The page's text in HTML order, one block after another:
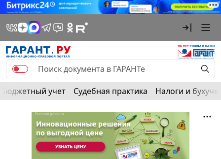
Бюджетный учет Судебная практика Налоги и